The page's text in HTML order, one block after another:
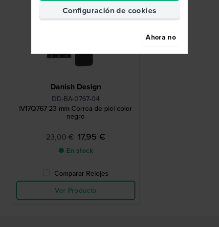
Danish Design
DD-BA-0767-04
IV17Q767 23 mm Correa de piel color
negro
23,00 € 17,95 €
● En stock
Comparar Relojes
Ver Producto
Configuración de cookies
Ahora no